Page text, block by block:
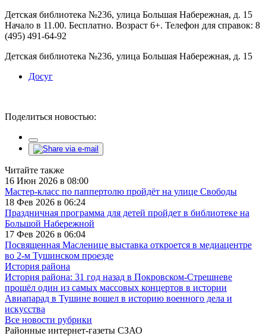
Детская библиотека №236, улица Большая Набережная, д. 15
Начало в 11.00. Бесплатно. Возраст 6+. Телефон для справок: 8
(495) 491-64-92
Детская библиотека №236, улица Большая Набережная, д. 15
Досуг
Поделиться новостью:
Читайте также
16 Июн 2026 в 08:00
Мастер-класс по паппертолю пройдёт на улице Свободы
18 Фев 2026 в 06:24
Праздничная программа для детей пройдет в библиотеке на
Большой Набережной
17 Фев 2026 в 06:04
Посвященная Масленице выставка откроется в медиацентре
во 2-м Тушинском проезде
История района
История района: 31 год назад в Покровском-Стрешневе
прошёл один из самых массовых концертов в истории
Авиапарад в Тушине вошел в историю военного дела и
искусства
Все новости рубрики
Районные интернет-газеты СЗАО